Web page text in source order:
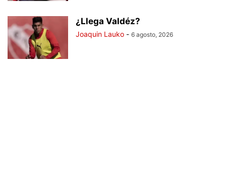
¿Llega Valdéz?
Joaquin Lauko - 6 agosto, 2026